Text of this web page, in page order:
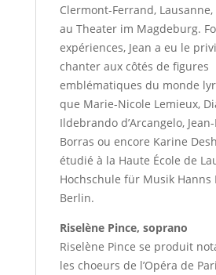
Clermont-Ferrand,
au Theater im Magdeburg.
expériences, Jean a eu le
chanter aux côtés de figures
emblématiques du monde
que Marie-Nicole Lemieux,
Ildebrando d’Arcangelo,
Borras ou encore Karine
étudié à la Haute École de
Hochschule für Musik Hanns
Berlin.
Riselène Pince, soprano
Riselène Pince se produit
les choeurs de l’Opéra de